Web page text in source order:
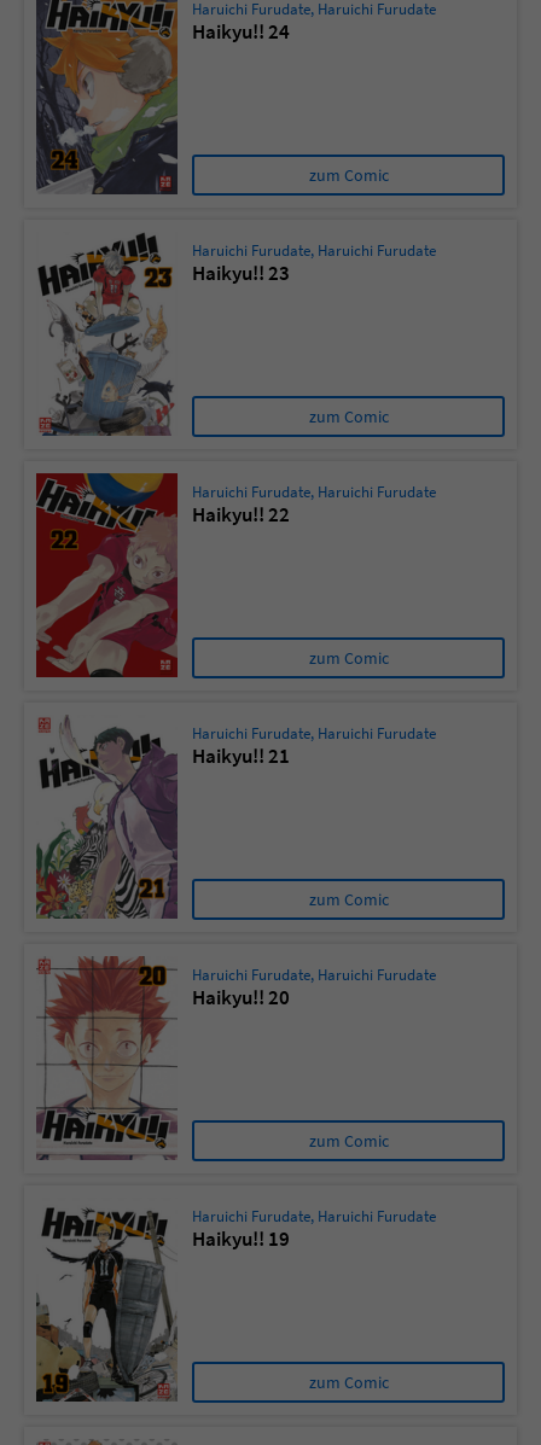
Haruichi Furudate, Haruichi Furudate
Haikyu!! 24
zum Comic
Haruichi Furudate, Haruichi Furudate
Haikyu!! 23
zum Comic
Haruichi Furudate, Haruichi Furudate
Haikyu!! 22
zum Comic
Haruichi Furudate, Haruichi Furudate
Haikyu!! 21
zum Comic
Haruichi Furudate, Haruichi Furudate
Haikyu!! 20
zum Comic
Haruichi Furudate, Haruichi Furudate
Haikyu!! 19
zum Comic